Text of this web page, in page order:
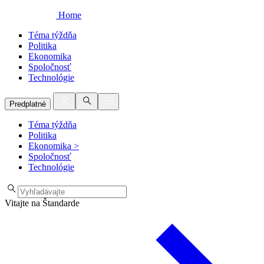
Home
Téma týždňa
Politika
Ekonomika
Spoločnosť
Technológie
Predplatné
Téma týždňa
Politika
Ekonomika >
Spoločnosť
Technológie
Vitajte na Štandarde